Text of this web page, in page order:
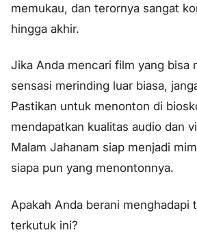
memukau, dan terornya sangat
hingga akhir.
Jika Anda mencari film yang bisa
sensasi merinding luar biasa,
Pastikan untuk menonton di
mendapatkan kualitas audio dan
Malam Jahanam siap menjadi
siapa pun yang menontonnya.
Apakah Anda berani menghadapi
terkutuk ini?